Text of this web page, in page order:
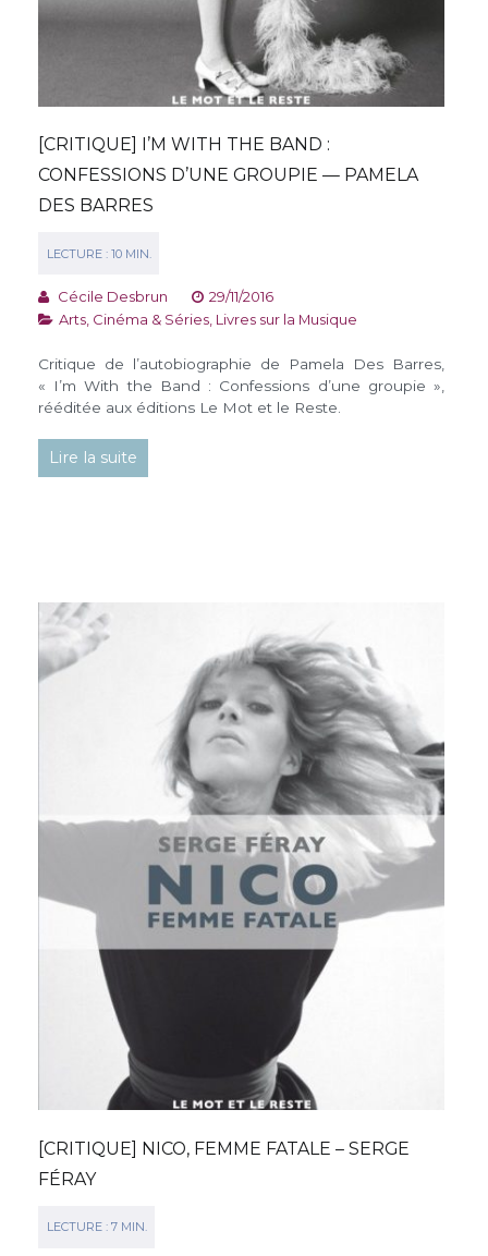
[CRITIQUE] I’M WITH THE BAND :
CONFESSIONS D’UNE GROUPIE — PAMELA
DES BARRES
Cécile Desbrun
29/11/2016
Arts, Cinéma & Séries Livres sur la Musique
Critique de l’autobiographie de Pamela Des Barres,
« I’m With the Band : Confessions d’une groupie »,
rééditée aux éditions Le Mot et le Reste.
Lire la suite
[CRITIQUE] NICO, FEMME FATALE – SERGE
FÉRAY